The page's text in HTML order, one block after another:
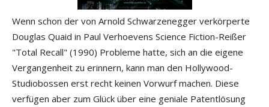
Wenn schon der von Arnold Schwarzenegger verkörperte
Douglas Quaid in Paul Verhoevens Science Fiction-Reißer
"Total Recall" (1990) Probleme hatte, sich an die eigene
Vergangenheit zu erinnern, kann man den Hollywood-
Studiobossen erst recht keinen Vorwurf machen. Diese
verfügen aber zum Glück über eine geniale Patentlösung